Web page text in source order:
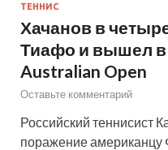
ТЕННИС
Хачанов в
Тиафо и вышел
Australian Open
Оставьте комментарий
Российский теннисист
поражение американцу